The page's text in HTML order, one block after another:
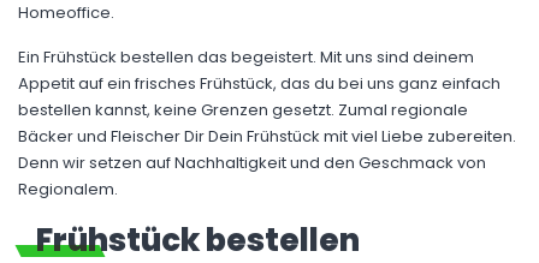
Homeoffice.
Ein Frühstück bestellen das begeistert. Mit uns sind deinem
Appetit auf ein frisches Frühstück, das du bei uns ganz einfach
bestellen kannst, keine Grenzen gesetzt. Zumal regionale
Bäcker und Fleischer Dir Dein Frühstück mit viel Liebe zubereiten.
Denn wir setzen auf Nachhaltigkeit und den Geschmack von
Regionalem.
Frühstück bestellen